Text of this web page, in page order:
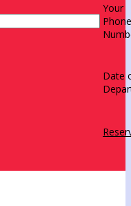
Your
Phone
Date